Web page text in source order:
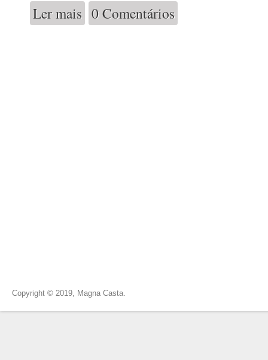
Ler mais acerca de Soalheiro 2007
0 Comentários
Copyright © 2019, Magna Casta.